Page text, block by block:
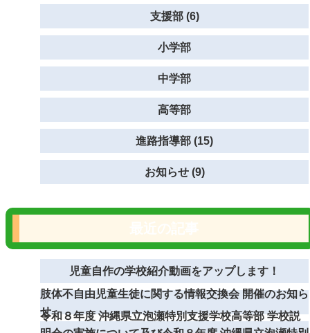
支援部 (6)
小学部
中学部
高等部
進路指導部 (15)
お知らせ (9)
児童自作の学校紹介動画をアップします！
肢体不自由児童生徒に関する情報交換会 開催のお知ら
せ
令和８年度 沖縄県立泡瀬特別支援学校高等部 学校説